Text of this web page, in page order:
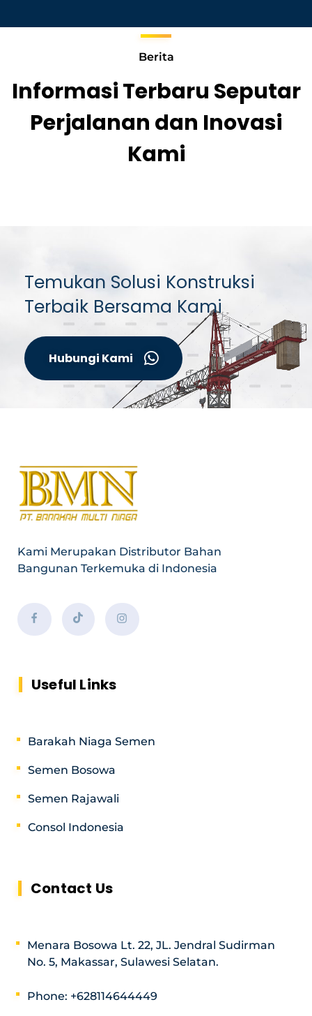
Berita
Informasi Terbaru Seputar
Perjalanan dan Inovasi
Kami
Temukan Solusi Konstruksi
Terbaik Bersama Kami
Hubungi Kami
Kami Merupakan Distributor Bahan
Bangunan Terkemuka di Indonesia
Useful Links
Barakah Niaga Semen
Semen Bosowa
Semen Rajawali
Consol Indonesia
Contact Us
Menara Bosowa Lt. 22, JL. Jendral Sudirman
No. 5, Makassar, Sulawesi Selatan.
Phone: +628114644449